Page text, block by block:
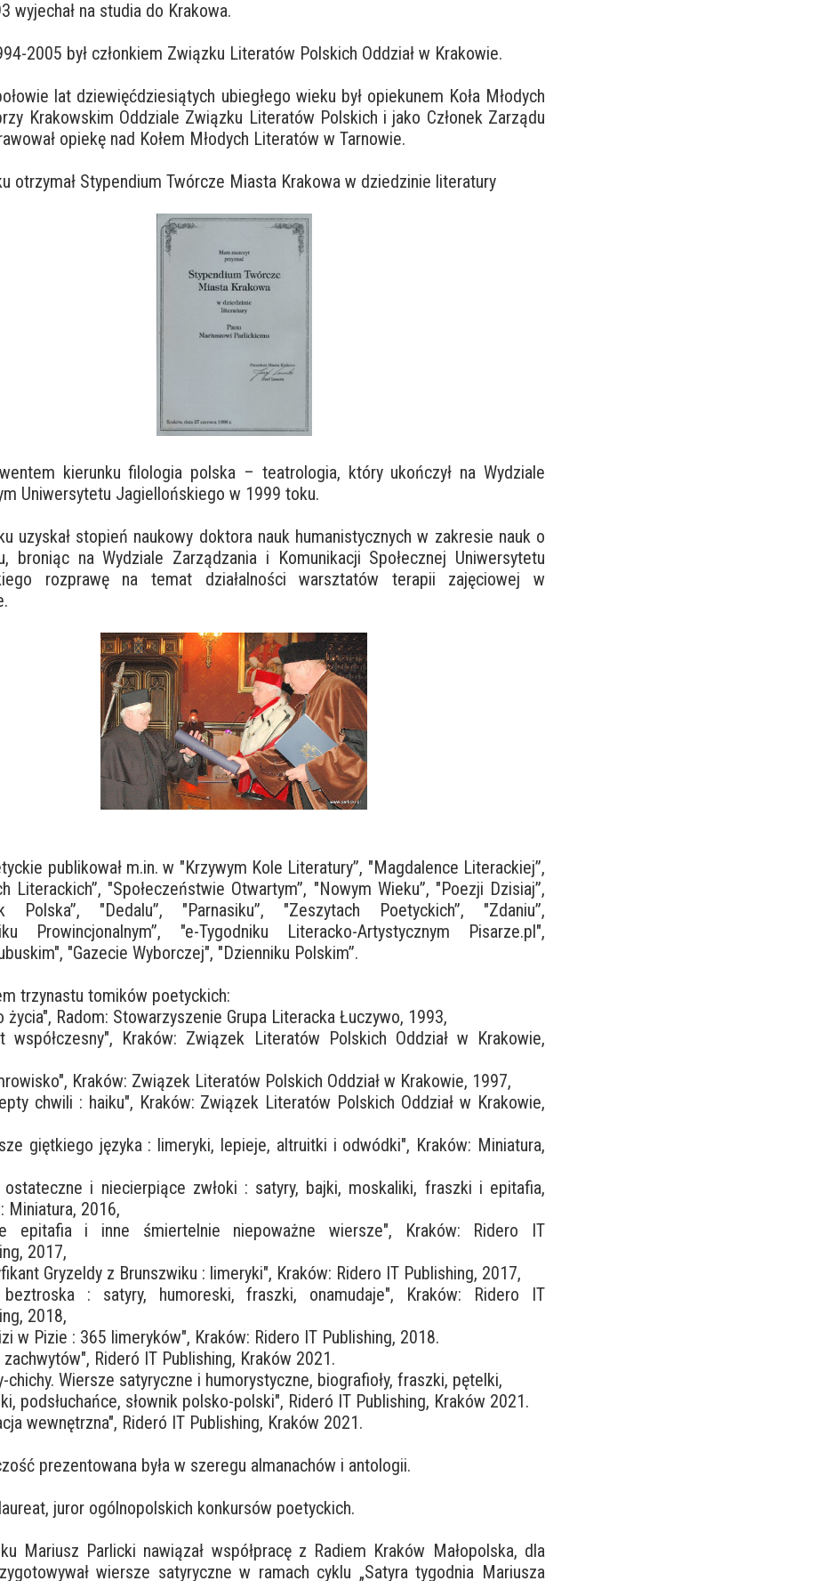
wyjechał na studia do Krakowa.
2005 był członkiem Związku Literatów Polskich Oddział w Krakowie.
lat dziewięćdziesiątych ubiegłego wieku był opiekunem Koła Młodych
Krakowskim Oddziale Związku Literatów Polskich i jako Członek Zarządu
opiekę nad Kołem Młodych Literatów w Tarnowie.
otrzymał Stypendium Twórcze Miasta Krakowa w dziedzinie literatury
kierunku filologia polska – teatrologia, który ukończył na Wydziale
Uniwersytetu Jagiellońskiego w 1999 toku.
uzyskał stopień naukowy doktora nauk humanistycznych w zakresie nauk o
broniąc na Wydziale Zarządzania i Komunikacji Społecznej Uniwersytetu
rozprawę na temat działalności warsztatów terapii zajęciowej w
publikował m.in. w "Krzywym Kole Literatury”, "Magdalence Literackiej”,
Literackich”, "Społeczeństwie Otwartym”, "Nowym Wieku”, "Poezji Dzisiaj”,
Polska”, "Dedalu”, "Parnasiku”, "Zeszytach Poetyckich”, "Zdaniu”,
Prowincjonalnym”, "e-Tygodniku Literacko-Artystycznym Pisarze.pl",
"Gazecie Wyborczej", "Dzienniku Polskim”.
trzynastu tomików poetyckich:
życia", Radom: Stowarzyszenie Grupa Literacka Łuczywo, 1993,
współczesny", Kraków: Związek Literatów Polskich Oddział w Krakowie,
Kraków: Związek Literatów Polskich Oddział w Krakowie, 1997,
chwili : haiku", Kraków: Związek Literatów Polskich Oddział w Krakowie,
giętkiego języka : limeryki, lepieje, altruitki i odwódki", Kraków: Miniatura,
ostateczne i niecierpiące zwłoki : satyry, bajki, moskaliki, fraszki i epitafia,
Miniatura, 2016,
epitafia i inne śmiertelnie niepoważne wiersze", Kraków: Ridero IT
2017,
Gryzeldy z Brunszwiku : limeryki", Kraków: Ridero IT Publishing, 2017,
: satyry, humoreski, fraszki, onamudaje", Kraków: Ridero IT
2018,
w Pizie : 365 limeryków", Kraków: Ridero IT Publishing, 2018.
zachwytów", Rideró IT Publishing, Kraków 2021.
chichy. Wiersze satyryczne i humorystyczne, biografioły, fraszki, pętelki,
podsłuchańce, słownik polsko-polski", Rideró IT Publishing, Kraków 2021.
wewnętrzna", Rideró IT Publishing, Kraków 2021.
prezentowana była w szeregu almanachów i antologii.
juror ogólnopolskich konkursów poetyckich.
Mariusz Parlicki nawiązał współpracę z Radiem Kraków Małopolska, dla
wiersze satyryczne w ramach cyklu „Satyra tygodnia Mariusza